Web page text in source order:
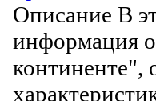
Описание В
информация
континенте",